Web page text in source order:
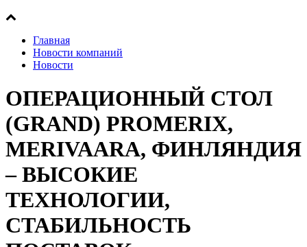
Главная
Новости компаний
Новости
ОПЕРАЦИОННЫЙ СТОЛ
(GRAND) PROMERIX,
MERIVAARA, ФИНЛЯНДИЯ
– ВЫСОКИЕ
ТЕХНОЛОГИИ,
СТАБИЛЬНОСТЬ